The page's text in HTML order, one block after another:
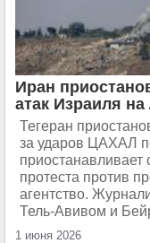
Иран
атак Израиля
Тегеран
за ударов ЦАХАЛ
протеста против
агентство.
Тель-Авивом и
1 июня 2026